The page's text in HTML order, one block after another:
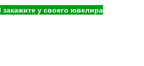
у своего ювелира